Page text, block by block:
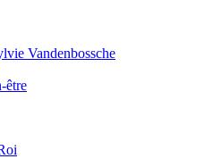
Vandenbossche
être